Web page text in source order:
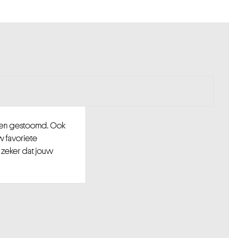
gestoomd. Ook
favoriete
dat jouw